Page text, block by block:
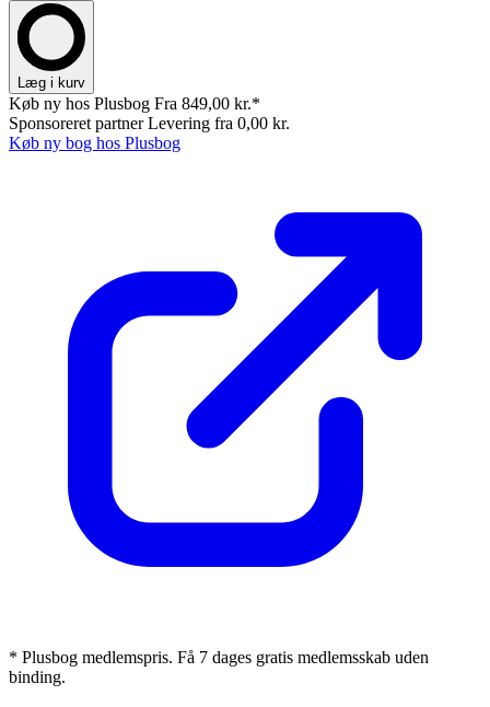
Læg i kurv
Køb ny hos Plusbog Fra 849,00 kr.*
Sponsoreret partnerLevering fra 0,00 kr.
Køb ny bog hos Plusbog
* Plusbog medlemspris. Få 7 dages gratis medlemsskab uden
binding.